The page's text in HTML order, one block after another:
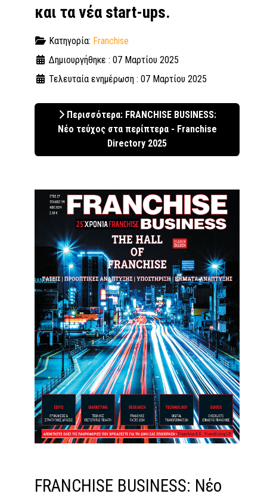
και τα νέα start-ups.
Κατηγορία: Franchise
Δημιουργήθηκε : 07 Μαρτίου 2025
Τελευταία ενημέρωση : 07 Μαρτίου 2025
Περισσότερα: FRANCHISE BUSINESS:
Νέο τεύχος στα περίπτερα - Franchise
Directory 2025
FRANCHISE BUSINESS: Νέο